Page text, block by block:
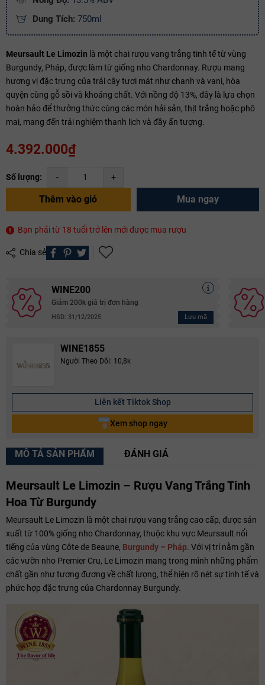
Dung Tích: 750ml
Meursault Le Limozin là một chai rượu vang trắng tinh tế từ vùng
Burgundy, Pháp, được làm từ giống nho Chardonnay. Rượu mang
hương vị đặc trưng của trái cây tươi mát như chanh và vani, hòa
quyện cùng gỗ sồi và khoáng chất. Với nồng độ 13%, đây là lựa chọn
hoàn hảo để thưởng thức cùng các món hải sản, thịt trắng hoặc phô
mai, mang đến trải nghiệm thanh lịch và đầy ấn tượng.
4.392.000₫
Số lượng: - +
Thêm vào giỏ Mua ngay
Bạn phải từ 18 tuổi trở lên mới được mua rượu
Chia sẻ
WINE200
Giảm 200k giá trị đơn hàng
HSD: 31/12/2025 Lưu mã
WINE1855
Người Theo Dõi: 10,8k
Liên kết Tiktok Shop
Xem shop ngay
MÔ TẢ SẢN PHẨM ĐÁNH GIÁ
Meursault Le Limozin – Rượu Vang Trắng Tinh
Hoa Từ Burgundy
Meursault Le Limozin là một chai rượu vang trắng cao cấp, được sản
xuất từ 100% giống nho Chardonnay, thuộc khu vực Meursault nổi
tiếng của vùng Côte de Beaune, Burgundy – Pháp. Với vị trí nằm gần
các vườn nho Premier Cru, Le Limozin mang trong mình những phẩm
chất gần như tương đương về chất lượng, thể hiện rõ nét sự tinh tế và
phức hợp đặc trưng của Chardonnay Burgundy.